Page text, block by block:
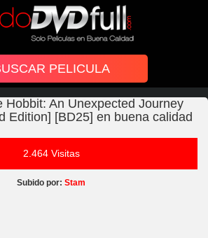
Hobbit: An Unexpected Journey
Edition] [BD25] en buena calidad
2.464 Visitas
Subido por: Stam